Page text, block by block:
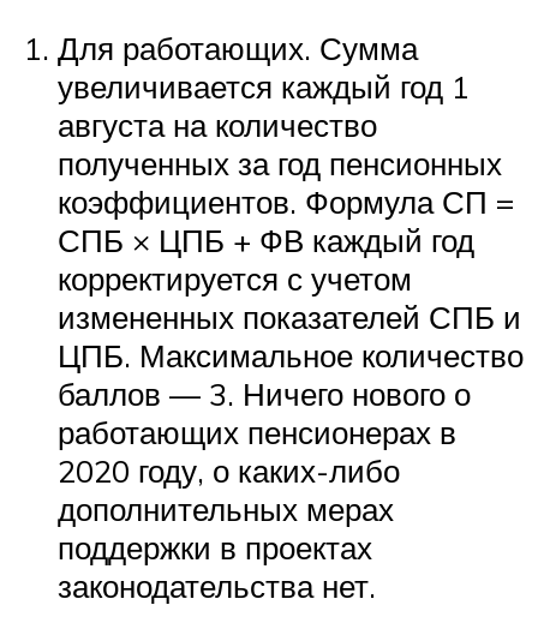
Для работающих. Сумма
увеличивается каждый год 1
августа на количество
полученных за год пенсионных
коэффициентов. Формула СП =
СПБ × ЦПБ + ФВ каждый год
корректируется с учетом
измененных показателей СПБ и
ЦПБ. Максимальное количество
баллов — 3. Ничего нового о
работающих пенсионерах в
2020 году, о каких-либо
дополнительных мерах
поддержки в проектах
законодательства нет.